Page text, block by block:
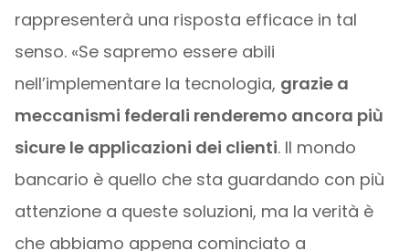
rappresenterà una risposta efficace in tal
senso. «Se sapremo essere abili
nell’implementare la tecnologia, grazie a
meccanismi federali renderemo ancora più
sicure le applicazioni dei clienti. Il mondo
bancario è quello che sta guardando con più
attenzione a queste soluzioni, ma la verità è
che abbiamo appena cominciato a